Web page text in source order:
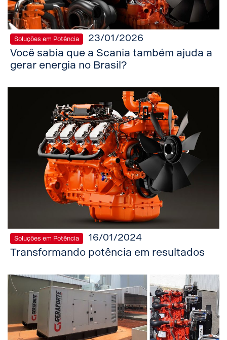
Soluções em Potência 23/01/2026
Você sabia que a Scania também ajuda a
gerar energia no Brasil?
Soluções em Potência 16/01/2024
Transformando potência em resultados